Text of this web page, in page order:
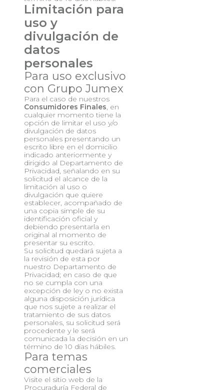
Limitación para
uso y
divulgación de
datos
personales
Para uso exclusivo
con Grupo Jumex
Para el caso de nuestros
Consumidores Finales, en
cualquier momento tiene la
opción de limitar el uso y/o
divulgación de datos
personales presentando un
escrito libre en el domicilio
indicado anteriormente y
dirigido al Departamento de
Privacidad, señalando en su
solicitud el alcance de la
limitación al uso o
divulgación que quiere
establecer, acompañado de
una copia simple de su
identificación oficial y
debiendo presentarla en
original al momento de
presentar su escrito.
Su solicitud quedará sujeta a
la revisión de esta por
nuestro Departamento de
Privacidad; en caso de que
no se cumpla con una
excepción de ley o no exista
alguna disposición jurídica
que nos sujete a realizar el
tratamiento de sus datos
personales, su solicitud será
procedente y le será
comunicada la decisión en un
término de 10 días hábiles.
Para temas
comerciales
Visite el sitio web de la
Procuraduría Federal de